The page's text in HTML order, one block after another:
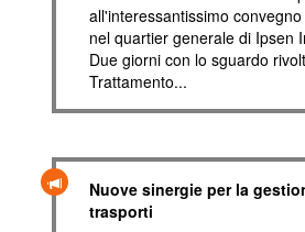
all'interessantissimo
nel quartier generale di Ipsen
Due giorni con lo sguardo
Trattamento...
Nuove sinergie per la
trasporti